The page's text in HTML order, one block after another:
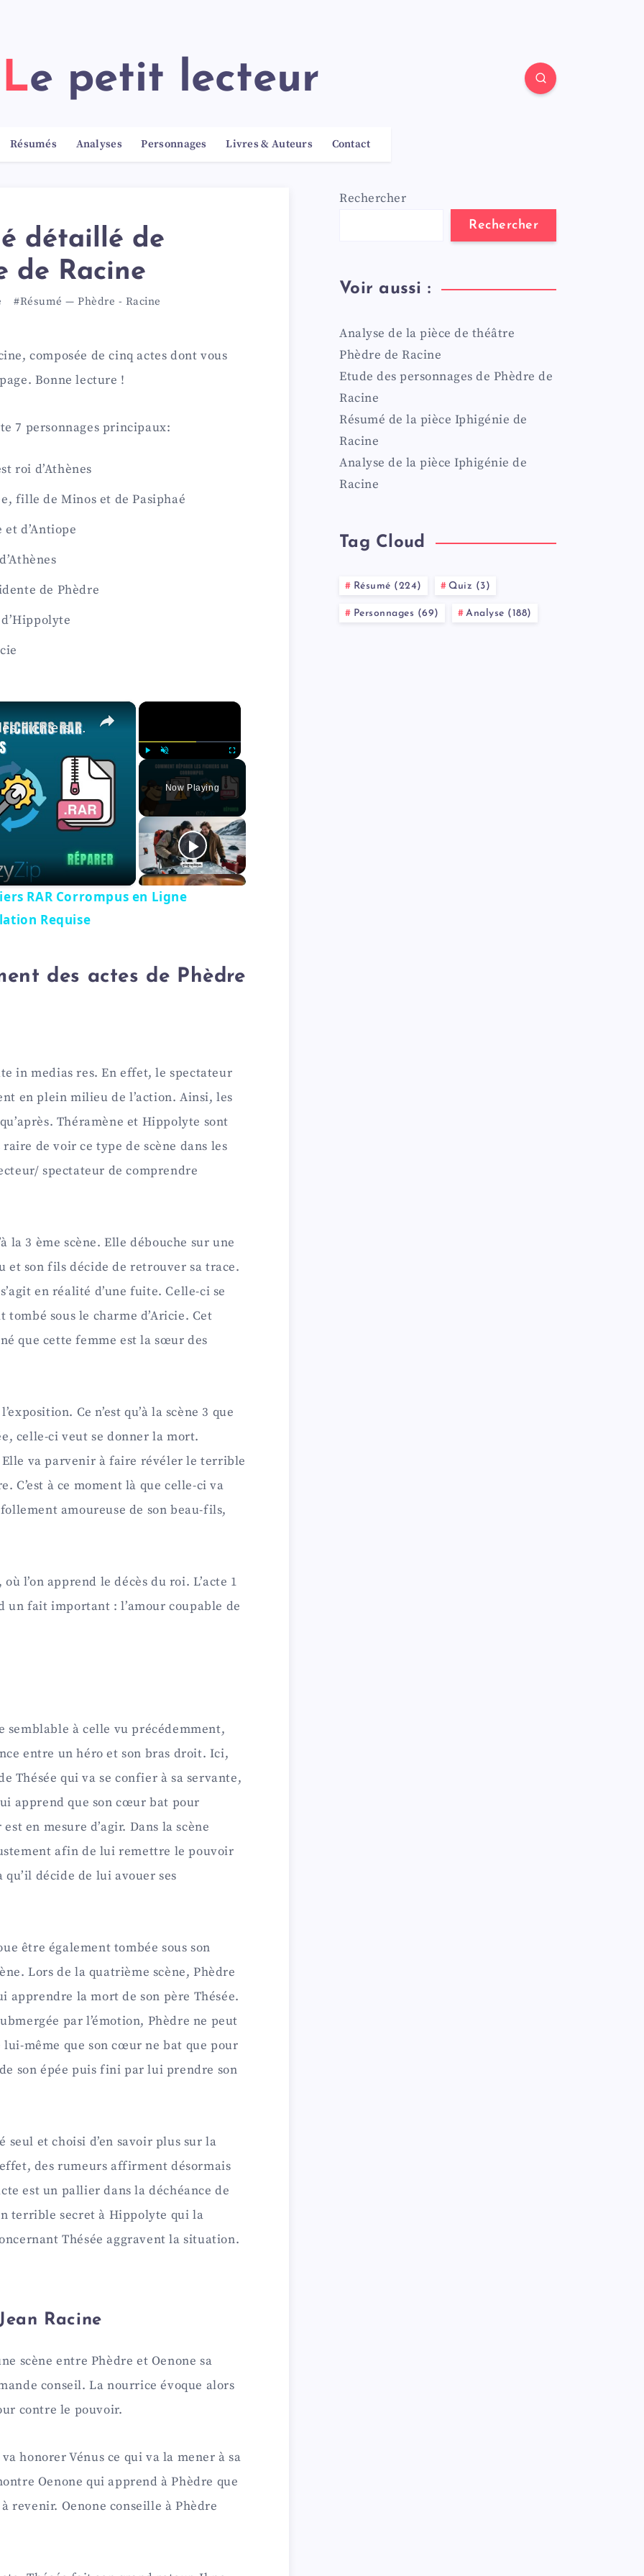
Le petit lecteur
Résumés Analyses Personnages Livres & Auteurs Contact
détaillé de
de Racine
#Résumé — Phèdre - Racine
composée de cinq actes dont vous
Bonne lecture !
7 personnages principaux:
roi d’Athènes
fille de Minos et de Pasiphaé
d’Antiope
de Phèdre
×
Play Unmute Fullscreen
Now Playing
×
| Aucune Installation Requise
RAR Corrompus en Ligne
Requise
des actes de Phèdre
in medias res. En effet, le spectateur
en plein milieu de l’action. Ainsi, les
Théramène et Hippolyte sont
de voir ce type de scène dans les
spectateur de comprendre
la 3 ème scène. Elle débouche sur une
et son fils décide de retrouver sa trace.
en réalité d’une fuite. Celle-ci se
sous le charme d’Aricie. Cet
que cette femme est la sœur des
Ce n’est qu’à la scène 3 que
celle-ci veut se donner la mort.
Elle va parvenir à faire révéler le terrible
C’est à ce moment là que celle-ci va
amoureuse de son beau-fils,
l’on apprend le décès du roi. L’acte 1
fait important : l’amour coupable de
semblable à celle vu précédemment,
entre un héro et son bras droit. Ici,
Thésée qui va se confier à sa servante,
apprend que son cœur bat pour
en mesure d’agir. Dans la scène
afin de lui remettre le pouvoir
qu’il décide de lui avouer ses
être également tombée sous son
Lors de la quatrième scène, Phèdre
la mort de son père Thésée.
par l’émotion, Phèdre ne peut
lui-même que son cœur ne bat que pour
son épée puis fini par lui prendre son
seul et choisi d’en savoir plus sur la
des rumeurs affirment désormais
est un pallier dans la déchéance de
terrible secret à Hippolyte qui la
Thésée aggravent la situation.
Racine
scène entre Phèdre et Oenone sa
conseil. La nourrice évoque alors
contre le pouvoir.
honorer Vénus ce qui va la mener à sa
Oenone qui apprend à Phèdre que
revenir. Oenone conseille à Phèdre
Rechercher
Rechercher
Voir aussi :
Analyse de la pièce de théâtre
Phèdre de Racine
Etude des personnages de Phèdre de
Racine
Résumé de la pièce Iphigénie de
Racine
Analyse de la pièce Iphigénie de
Racine
Tag Cloud
Résumé (224) Quiz (3)
Personnages (69) Analyse (188)